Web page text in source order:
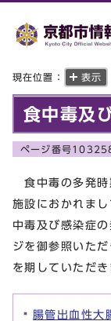
現在位置： 表示
食中毒及
ページ番号
食中毒の多発時
施設におかれま
中毒及び感染症
ジを御参照いた
を期していただ
腸管出血性